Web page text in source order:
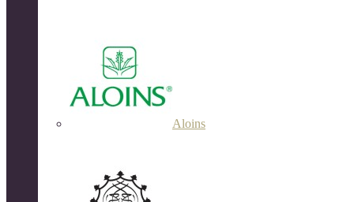
Aloins